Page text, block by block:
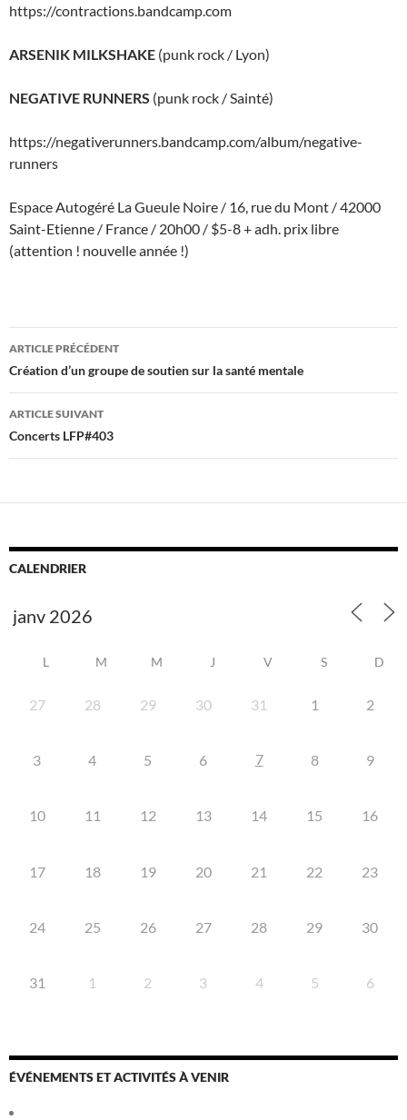
https://contractions.bandcamp.com
ARSENIK MILKSHAKE (punk rock / Lyon)
NEGATIVE RUNNERS (punk rock / Sainté)
https://negativerunners.bandcamp.com/album/negative-
runners
Espace Autogéré La Gueule Noire / 16, rue du Mont / 42000
Saint-Etienne / France / 20h00 / $5-8 + adh. prix libre
(attention ! nouvelle année !)
Navigation
des
articles
ARTICLE PRÉCÉDENT
Création d’un groupe de soutien sur la santé mentale
ARTICLE SUIVANT
Concerts LFP#403
CALENDRIER
L M M J V S D
27 28 29 30 31 1 2
3 4 5 6 7 8 9
10 11 12 13 14 15 16
17 18 19 20 21 22 23
24 25 26 27 28 29 30
31 1 2 3 4 5 6
ÉVÉNEMENTS ET ACTIVITÉS À VENIR